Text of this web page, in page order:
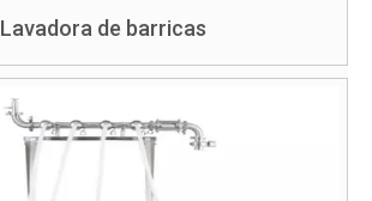
Lavadora de barricas